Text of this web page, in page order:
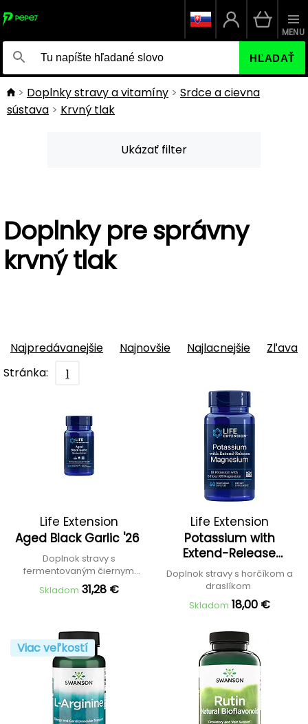
HĽADAŤ
MENU
Doplnky stravy a vitamíny
Srdce a cievna
sústava
Krvný tlak
Ukázať filter
Doplnky pre správny
krvný tlak
Najpredávanejšie Najnovšie Najlacnejšie
Zľava
Stránka:
1
Life Extension
Aged Black Garlic '26
Doplnok stravy s
fermentovaným čiernym
cesnakom
Skladom 31,28 €
Life Extension
Potassium with
Extend-Release
Magnesium
Doplnok stravy s horčíkom a
draslíkom
Skladom 18,00 €
Viac veľkostí